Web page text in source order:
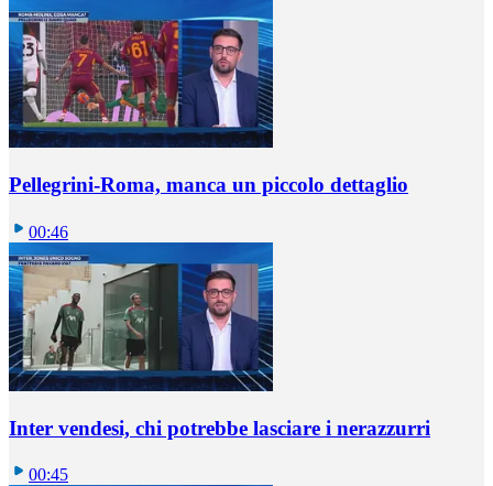
Pellegrini-Roma, manca un piccolo dettaglio
00:46
Inter vendesi, chi potrebbe lasciare i nerazzurri
00:45